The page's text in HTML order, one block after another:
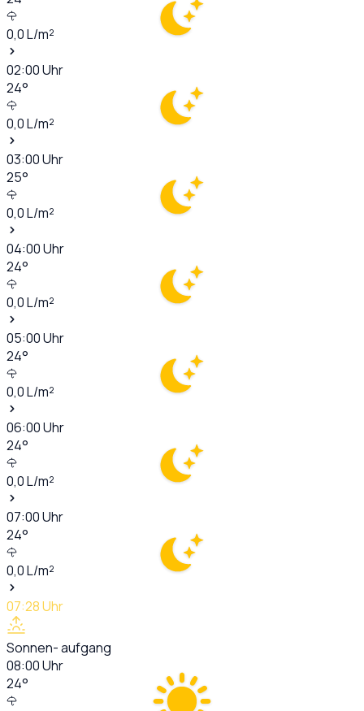
0,0L/m²
02:00Uhr
24°
0,0L/m²
03:00Uhr
25°
0,0L/m²
04:00Uhr
24°
0,0L/m²
05:00Uhr
24°
0,0L/m²
06:00Uhr
24°
0,0L/m²
07:00Uhr
24°
0,0L/m²
07:28Uhr
Sonnen- aufgang
08:00Uhr
24°